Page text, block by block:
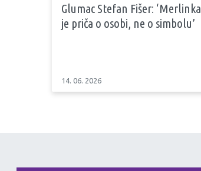
Glumac Stefan Fišer: ‘Merlinka
je priča o osobi, ne o simbolu’
14. 06. 2026